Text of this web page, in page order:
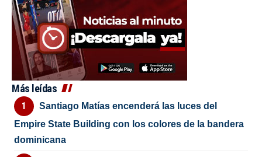
Más leídas
Santiago Matías encenderá las luces del
Empire State Building con los colores de la bandera
dominicana